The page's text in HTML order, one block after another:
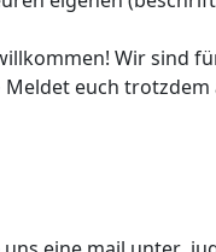
Wir sind
euch